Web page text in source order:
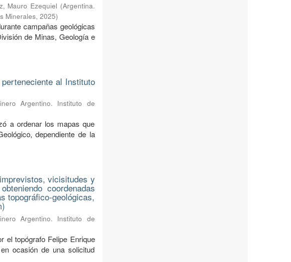
Mauro Ezequiel (Argentina.
Minerales,2025)
campañas geológicas
de Minas, Geología e
al Instituto
Argentino. Instituto de
a ordenar los mapas que
dependiente de la
vicisitudes y
coordenadas
topográfico-geológicas,
Argentino. Instituto de
el topógrafo Felipe Enrique
ocasión de una solicitud